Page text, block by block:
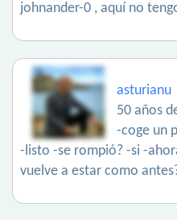
johnander-0 , aquí no
asturianu
50 años
-coge un
-listo -se rompió? -si -
vuelve a estar como